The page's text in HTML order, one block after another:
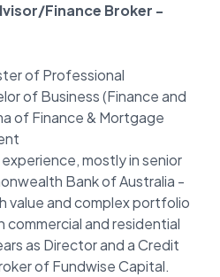
Finance Broker -
of Professional
of Business (Finance and
of Finance & Mortgage
mostly in senior
Bank of Australia -
value and complex portfolio
and residential
as Director and a Credit
of Fundwise Capital.